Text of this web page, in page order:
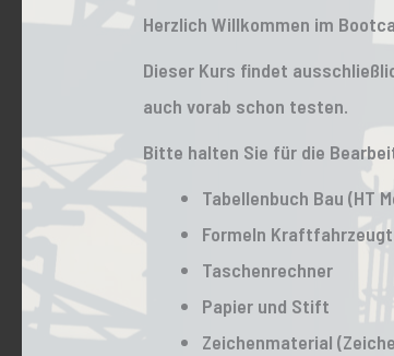
Herzlich Willkommen im
Dieser Kurs findet
auch vorab schon testen.
Bitte halten Sie für die
Tabellenbuch Bau (HT
Formeln
Taschenrechner
Papier und Stift
Zeichenmaterial